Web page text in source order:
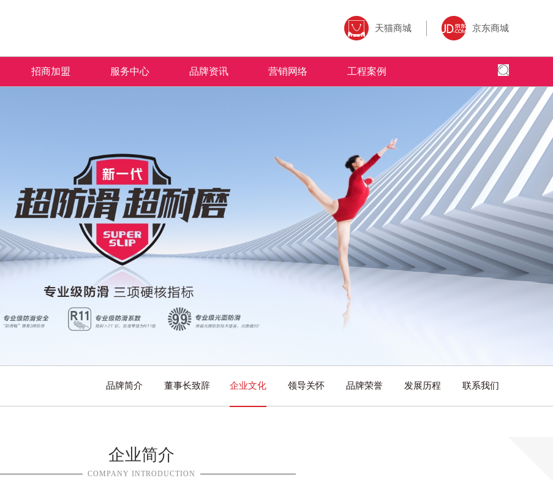
天猫商城 京东商城
米拉杜陶瓷秉承“匠人之心 沉淀于瓷”的品牌
理念，以及“百变风格 时尚演绎”的产品理
念，致力于为广大消费者营造健康舒适的人居
产品覆盖各种规格的通体大理石、金丝大理
石、生态大理石、双层瓷抛砖、镜面瓷片等上
千个花色品种。
招商加盟
加盟申请
米拉杜陶瓷一直秉承以产品品质为核心,以全
面的服务方式为保障，形成特有的三大售前、
售中、售后杰出服务体系，得到了广大经销商
服务中心
经销商专区
人才招聘
热情、全面、快捷，本公司以更加出色的态度
提供优质的服务，赢得了广大客户的高度评价
和信赖。
品牌资讯
米拉杜陶瓷借助于互联网特性来实现一定营销
目标，品牌资讯在整个品牌传播过程中起着举
足轻重的作用。
营销网络
米拉杜陶瓷营销网络遍布全国，为千家万
造了无数个舒适的人居环境。
工程案例
全球地标性建筑首
国。
品牌简介 董事长致辞 企业文化 领导关怀 品牌荣誉 发展历程 联系我们
企业简介
COMPANY INTRODUCTION